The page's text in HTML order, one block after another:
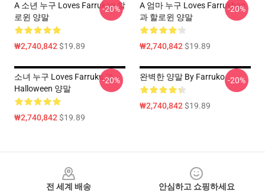
A 소년 누구 Loves Farrukoo 할
로윈 양말
₩2,740,842$19.89
-20%
A 엄마 누구 Loves Farrukhoo
과 할로윈 양말
₩2,740,842$19.89
-20%
소녀 누구 Loves Farruku 과
Halloween 양말
₩2,740,842$19.89
-20% 완벽한 양말 By Farruko
₩2,740,842$19.89
-20%
전 세계 배송
안심하고 쇼핑하세요